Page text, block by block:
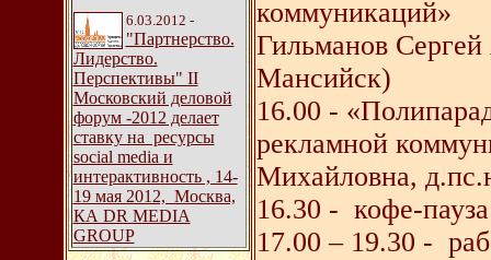
6.03.2012 -
"Партнерство.
Лидерство.
Перспективы" II
Московский деловой
форум -2012 делает
ставку на ресурсы
social media и
интерактивность , 14-
19 мая 2012, Москва,
КА DR MEDIA
GROUP
коммуникаций»
Гильманов
Мансийск)
16.00 -
рекламной
Михайловна,
16.30 - кофе-
17.00 – 19.30 -